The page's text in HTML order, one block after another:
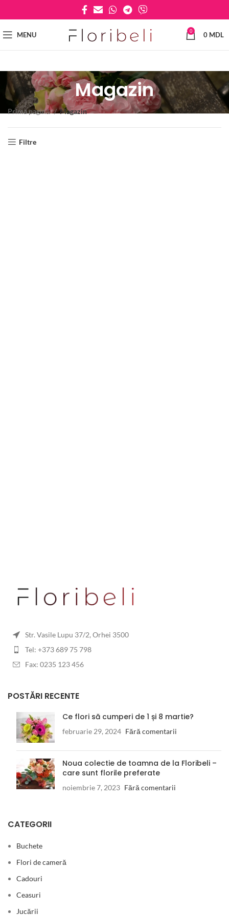
MENU 0 0 MDL
Magazin
Prima pagină Magazin
Filtre
Str. Vasile Lupu 37/2, Orhei 3500
Tel: +373 689 75 798
Fax: 0235 123 456
POSTĂRI RECENTE
Ce flori să cumperi de 1 și 8 martie?
februarie 29, 2024 Fără comentarii
Noua colectie de toamna de la Floribeli –
care sunt florile preferate
noiembrie 7, 2023 Fără comentarii
CATEGORII
Buchete
Flori de cameră
Cadouri
Ceasuri
Jucării